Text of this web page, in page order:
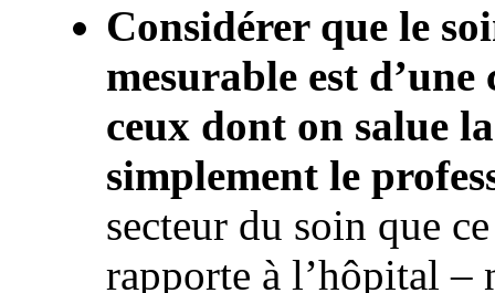
Considérer que le
mesurable est
ceux dont on salue
simplement le
secteur du soin que
rapporte à l’hôpital –